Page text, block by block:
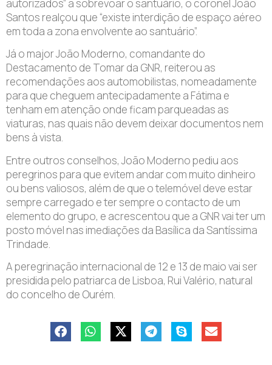
autorizados” a sobrevoar o santuário, o coronel João
Santos realçou que “existe interdição de espaço aéreo
em toda a zona envolvente ao santuário”.
Já o major João Moderno, comandante do
Destacamento de Tomar da GNR, reiterou as
recomendações aos automobilistas, nomeadamente
para que cheguem antecipadamente a Fátima e
tenham em atenção onde ficam parqueadas as
viaturas, nas quais não devem deixar documentos nem
bens à vista.
Entre outros conselhos, João Moderno pediu aos
peregrinos para que evitem andar com muito dinheiro
ou bens valiosos, além de que o telemóvel deve estar
sempre carregado e ter sempre o contacto de um
elemento do grupo, e acrescentou que a GNR vai ter um
posto móvel nas imediações da Basílica da Santíssima
Trindade.
A peregrinação internacional de 12 e 13 de maio vai ser
presidida pelo patriarca de Lisboa, Rui Valério, natural
do concelho de Ourém.